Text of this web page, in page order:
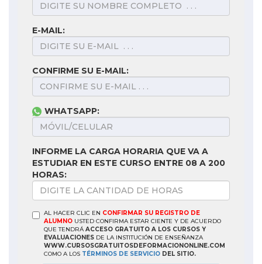
E-MAIL:
CONFIRME SU E-MAIL:
WHATSAPP:
INFORME LA CARGA HORARIA QUE VA A
ESTUDIAR EN ESTE CURSO ENTRE 08 A 200
HORAS:
AL HACER CLIC EN CONFIRMAR SU REGISTRO DE
ALUMNO USTED CONFIRMA ESTAR CIENTE Y DE ACUERDO
QUE TENDRÁ ACCESO GRATUITO A LOS CURSOS Y
EVALUACIONES DE LA INSTITUCIÓN DE ENSEÑANZA
WWW.CURSOSGRATUITOSDEFORMACIONONLINE.COM
COMO A LOS TÉRMINOS DE SERVICIO DEL SITIO.